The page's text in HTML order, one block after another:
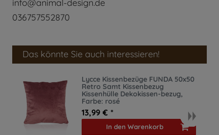
info@animal-design.de
036757552870
Das könnte Sie auch interessieren!
Lycce Kissenbezüge FUNDA 50x50
Retro Samt Kissenbezug
Kissenhülle Dekokissen-bezug,
Farbe: rosé
13,99 € *
In den Warenkorb